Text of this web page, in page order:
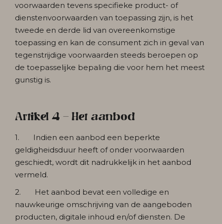
voorwaarden tevens specifieke product- of
dienstenvoorwaarden van toepassing zijn, is het
tweede en derde lid van overeenkomstige
toepassing en kan de consument zich in geval van
tegenstrijdige voorwaarden steeds beroepen op
de toepasselijke bepaling die voor hem het meest
gunstig is.
Artikel 4 - Het aanbod
1. Indien een aanbod een beperkte
geldigheidsduur heeft of onder voorwaarden
geschiedt, wordt dit nadrukkelijk in het aanbod
vermeld.
2. Het aanbod bevat een volledige en
nauwkeurige omschrijving van de aangeboden
producten, digitale inhoud en/of diensten. De